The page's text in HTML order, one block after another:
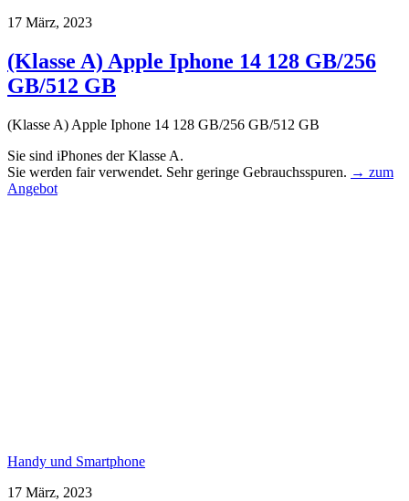
17 März, 2023
(Klasse A) Apple Iphone 14 128 GB/256
GB/512 GB
(Klasse A) Apple Iphone 14 128 GB/256 GB/512 GB
Sie sind iPhones der Klasse A.
Sie werden fair verwendet. Sehr geringe Gebrauchsspuren. → zum
Angebot
Handy und Smartphone
17 März, 2023